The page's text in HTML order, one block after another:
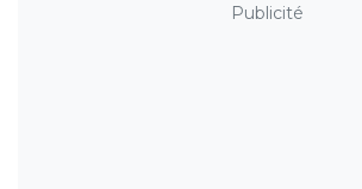
Publicité